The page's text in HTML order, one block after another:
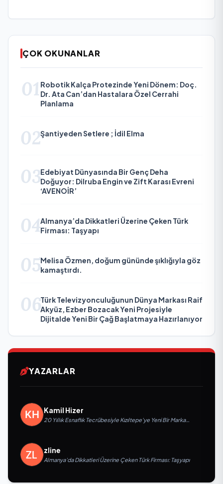
ÇOK OKUNANLAR
01 Robotik Kalça Protezinde Yeni Dönem: Doç.
Dr. Ata Can’dan Hastalara Özel Cerrahi
Planlama
02Şantiyeden Setlere ; İdil Elma
03Edebiyat Dünyasında Bir Genç Deha
Doğuyor: Dilruba Engin ve Zift Karası Evreni
‘AVENOİR’
04Almanya’da Dikkatleri Üzerine Çeken Türk
Firması: Taşyapı
05Melisa Özmen, doğum gününde şıklığıyla göz
kamaştırdı.
06Türk Televizyonculuğunun Dünya Markası Raif
Akyüz, Ezber Bozacak Yeni Projesiyle
Dijitalde Yeni Bir Çağ Başlatmaya Hazırlanıyor
YAZARLAR
Kamil Hizer
20 Yıllık Esnaflık Tecrübesiyle Kızıltepe'ye Yeni Bir Marka
zline
Almanya’da Dikkatleri Üzerine Çeken Türk Firması: Taşyapı